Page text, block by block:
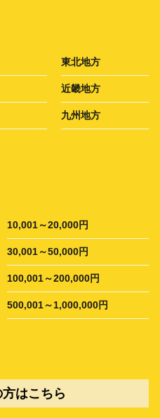
東北地方
近畿地方
九州地方
10,001～20,000円
30,001～50,000円
100,001～200,000円
500,001～1,000,000円
はこちら